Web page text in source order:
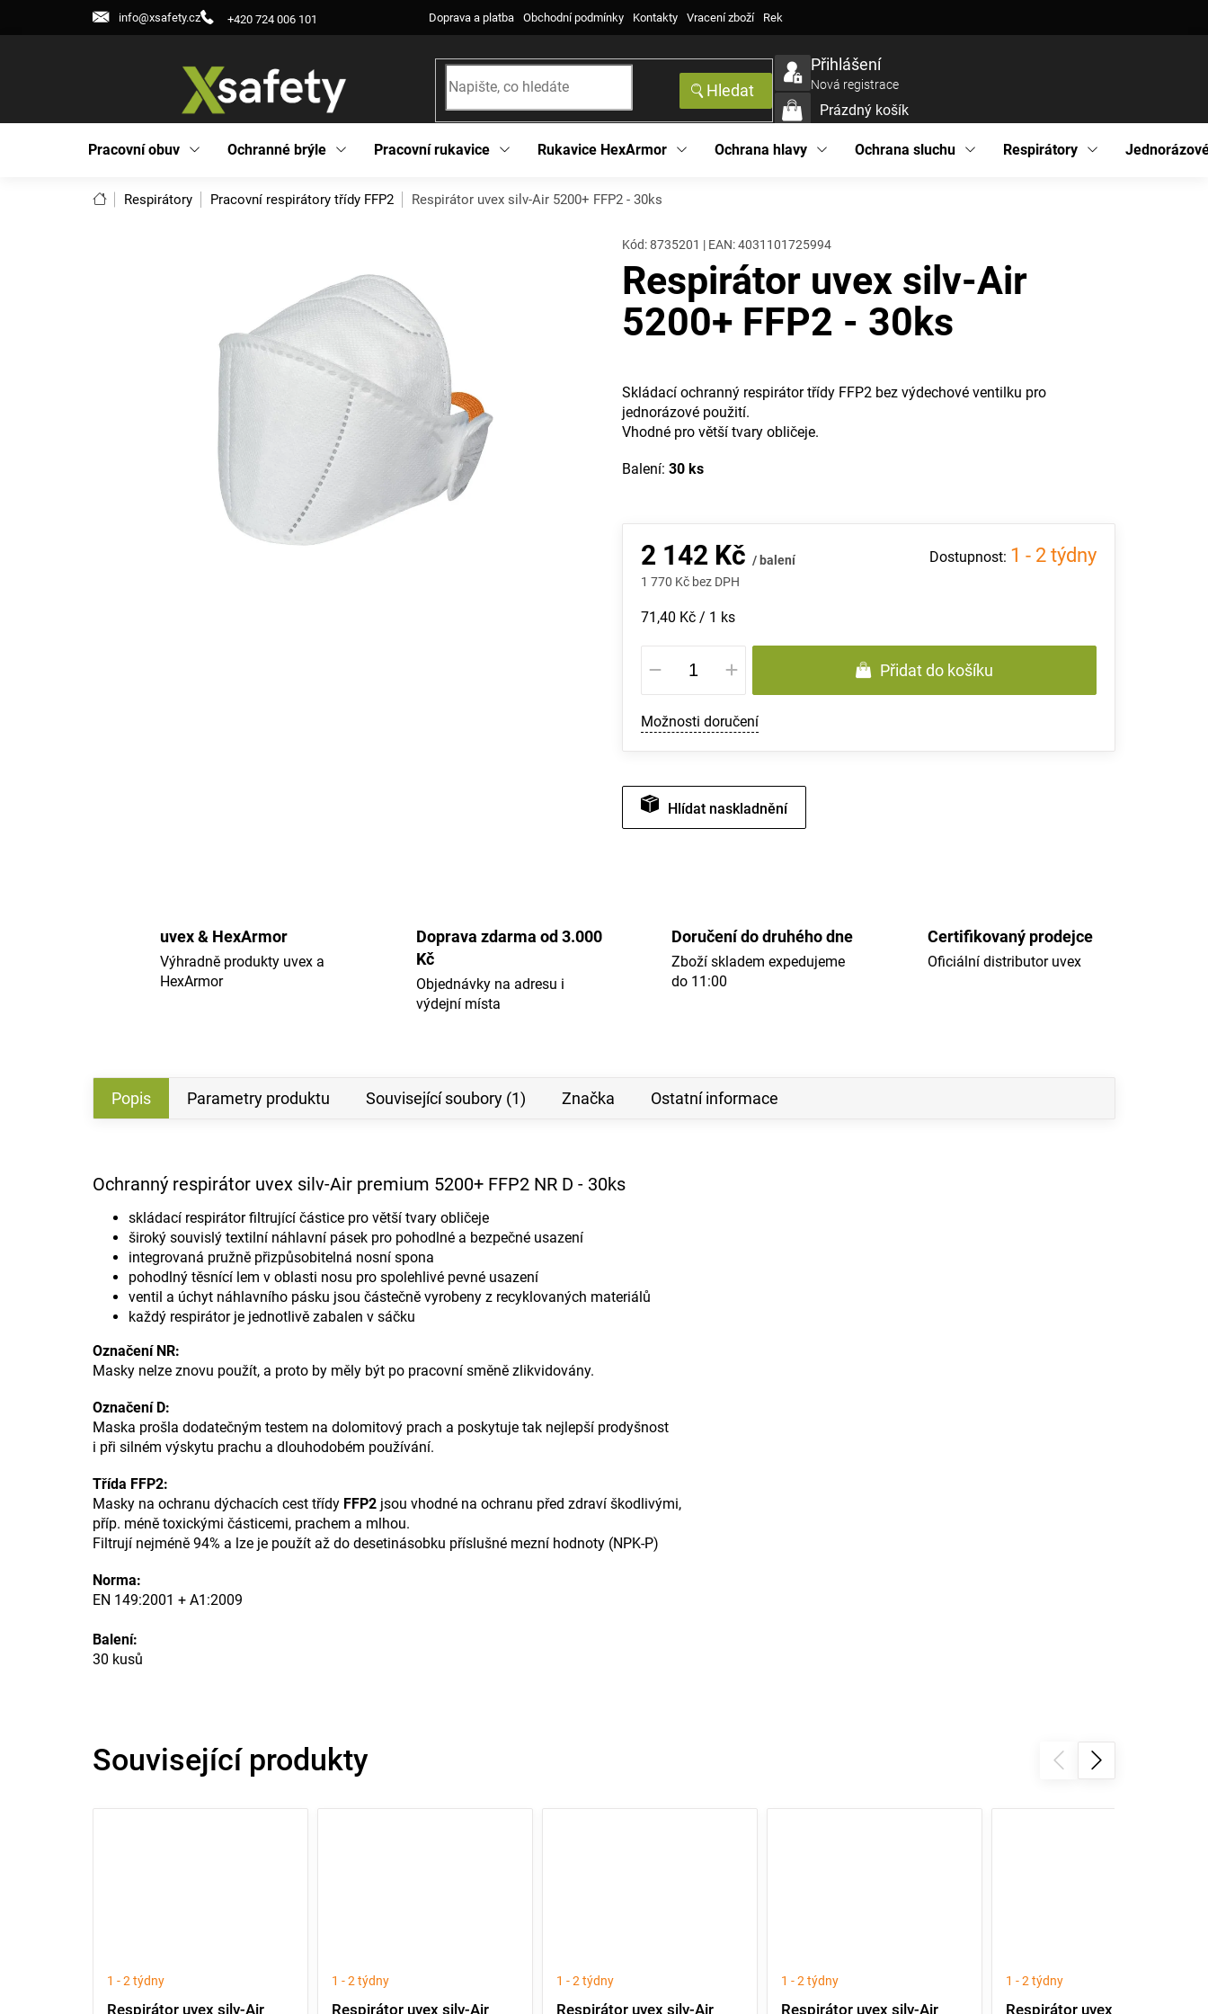
+420 724 006 101
info@xsafety.cz Doprava a platba Obchodní podmínky Kontakty Vracení zboží Reklamace zboží
Hledat
Přihlášení
Nová registrace
NÁKUPNÍ
KOŠÍK
Prázdný košík
Pracovní obuv Ochranné brýle Pracovní rukavice Rukavice HexArmor Ochrana hlavy Ochrana sluchu Respirátory
DomůRespirátory Pracovní respirátory třídy FFP2 Respirátor uvex silv-Air 5200+ FFP2 - 30ks
Respirátor uvex silv-Air
5200+ FFP2 - 30ks
Kód:8735201 | EAN:4031101725994
Skládací ochranný respirátor třídy FFP2 bez výdechové ventilku pro
jednorázové použití.
Vhodné pro větší tvary obličeje.
Balení: 30 ks
2 142 Kč / balení
1 770 Kč bez DPH
Měrná
cena:
71,40 Kč / 1 ks
1 - 2 týdny
Přidat do košíku
Možnosti doručení
Hlídat
uvex & HexArmor
Výhradně produkty uvex a
HexArmor
Doprava zdarma od 3.000
Kč
Objednávky na adresu i
výdejní místa
Doručení do druhého dne
Zboží skladem expedujeme
do 11:00
Certifikovaný prodejce
Oficiální distributor uvex
Související produkty
Respirátor uvex silv-Air
1 - 2 týdny
Respirátor uvex silv-Air
1 - 2 týdny
Respirátor uvex silv-Air
1 - 2 týdny
Respirátor uvex silv-Air
1 - 2 týdny
Respirátor uvex silv-Air
1 - 2 týdny
Popis Parametry produktu Související soubory (1) Značka Ostatní informace
Ochranný respirátor uvex silv-Air premium 5200+ FFP2 NR D - 30ks
skládací respirátor filtrující částice pro větší tvary obličeje
široký souvislý textilní náhlavní pásek pro pohodlné a bezpečné usazení
integrovaná pružně přizpůsobitelná nosní spona
pohodlný těsnící lem v oblasti nosu pro spolehlivé pevné usazení
ventil a úchyt náhlavního pásku jsou částečně vyrobeny z recyklovaných materiálů
každý respirátor je jednotlivě zabalen v sáčku
Označení NR:
Masky nelze znovu použít, a proto by měly být po pracovní směně zlikvidovány.
Označení D:
Maska prošla dodatečným testem na dolomitový prach a poskytuje tak nejlepší prodyšnost
i při silném výskytu prachu a dlouhodobém používání.
Třída FFP2:
Masky na ochranu dýchacích cest třídy FFP2 jsou vhodné na ochranu před zdraví škodlivými,
příp. méně toxickými částicemi, prachem a mlhou.
Filtrují nejméně 94% a lze je použít až do desetinásobku příslušné mezní hodnoty (NPK-P)
Norma:
EN 149:2001 + A1:2009
Balení:
30 kusů